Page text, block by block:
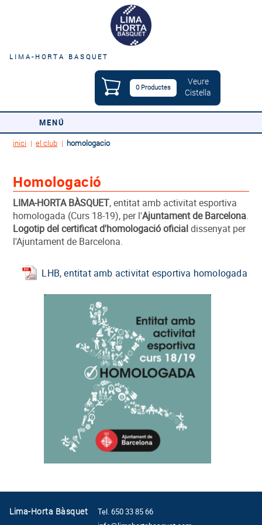
LIMA-HORTA BASQUET
0 Productes
Veure
Cistella
MENÚ
inici | el club | homologacio
Homologació
LIMA-HORTA BÀSQUET, entitat amb activitat esportiva
homologada (Curs 18-19), per l'Ajuntament de Barcelona.
Logotip del certificat d'homologació oficialdissenyat per
l'Ajuntament de Barcelona.
LHB, entitat amb activitat esportiva homologada
Lima-Horta Bàsquet
Tel. 650 33 85 66